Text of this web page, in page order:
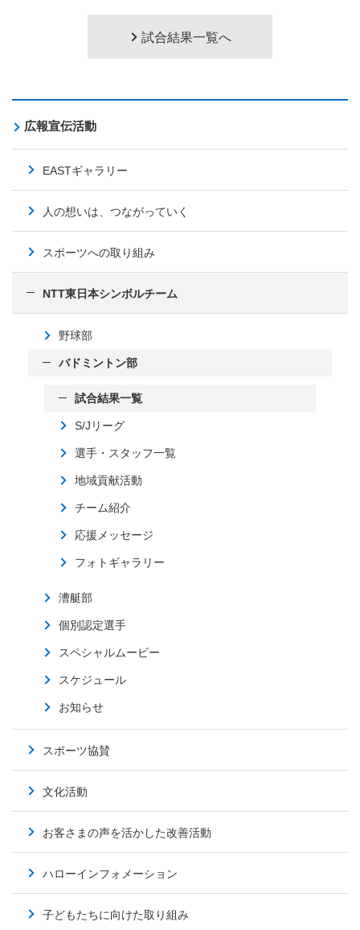
試合結果一覧へ
広報宣伝活動
EASTギャラリー
人の想いは、つながっていく
スポーツへの取り組み
NTT東日本シンボルチーム
野球部
バドミントン部
試合結果一覧
S/Jリーグ
選手・スタッフ一覧
地域貢献活動
チーム紹介
応援メッセージ
フォトギャラリー
漕艇部
個別認定選手
スペシャルムービー
スケジュール
お知らせ
スポーツ協賛
文化活動
お客さまの声を活かした改善活動
ハローインフォメーション
子どもたちに向けた取り組み